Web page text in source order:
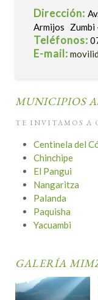
Dirección:
Armijos Zumbi
Teléfonos:
E-mail:
MUNICIPIOS
TE INVITAMOS A
Centinela del
Chinchipe
El Pangui
Nangaritza
Palanda
Paquisha
Yacuambi
GALERÍA